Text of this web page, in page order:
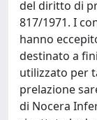
del diritto di
817/1971. I
hanno
destinato a
utilizzato per
prelazione
di Nocera